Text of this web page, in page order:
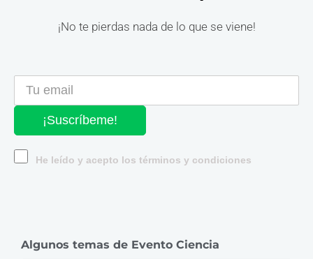
¡No te pierdas nada de lo que se viene!
¡Suscríbeme!
He leído y acepto los términos y condiciones
Algunos temas de Evento Ciencia